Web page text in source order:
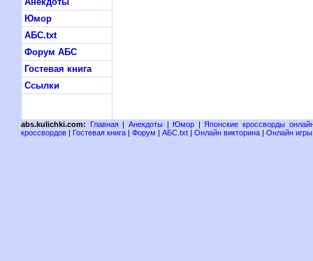
Юмор
АБС.txt
Форум АБС
Гостевая книга
Ссылки
abs.kulichki.com: Главная| Анекдоты| Юмор | Японские кроссворды
кроссвордов | Гостевая книга | Форум | АБС.txt | Онлайн викторина | Онлайн игры